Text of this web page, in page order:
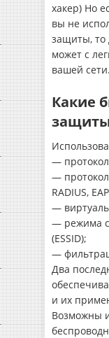
хакер) Но
вы не
защиты, то
может с
вашей сети.
Какие
защиты
—
—
RADIUS,
—
— режима
(ESSID);
—
Два
и их
Возможны